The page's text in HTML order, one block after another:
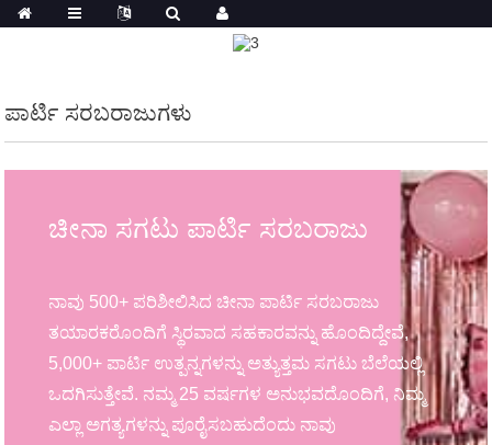
ಪಾರ್ಟಿ ಸರಬರಾಜುಗಳು
ಚೀನಾ ಸಗಟು ಪಾರ್ಟಿ ಸರಬರಾಜು
ನಾವು 500+ ಪರಿಶೀಲಿಸಿದ ಚೀನಾ ಪಾರ್ಟಿ ಸರಬರಾಜು
ತಯಾರಕರೊಂದಿಗೆ ಸ್ಥಿರವಾದ ಸಹಕಾರವನ್ನು ಹೊಂದಿದ್ದೇವೆ,
5,000+ ಪಾರ್ಟಿ ಉತ್ಪನ್ನಗಳನ್ನು ಅತ್ಯುತ್ತಮ ಸಗಟು ಬೆಲೆಯಲ್ಲಿ
ಒದಗಿಸುತ್ತೇವೆ. ನಮ್ಮ 25 ವರ್ಷಗಳ ಅನುಭವದೊಂದಿಗೆ, ನಿಮ್ಮ
ಎಲ್ಲಾ ಅಗತ್ಯಗಳನ್ನು ಪೂರೈಸಬಹುದೆಂದು ನಾವು